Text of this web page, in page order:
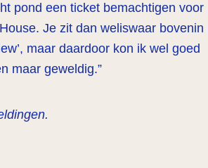
pond een ticket bemachtigen voor
Je zit dan weliswaar bovenin
maar daardoor kon ik wel goed
maar geweldig.”